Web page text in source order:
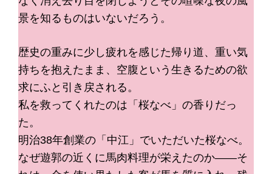
景を知るものはいないだろう。
歴史の重みに少し疲れを感じた帰り道、重い気
持ちを抱えたまま、空腹という生きるための欲
求にふと引き戻される。
私を救ってくれたのは「桜なべ」の香りだっ
た。
明治38年創業の「中江」でいただいた桜なべ。
なぜ遊郭の近くに馬肉料理が栄えたのか――そ